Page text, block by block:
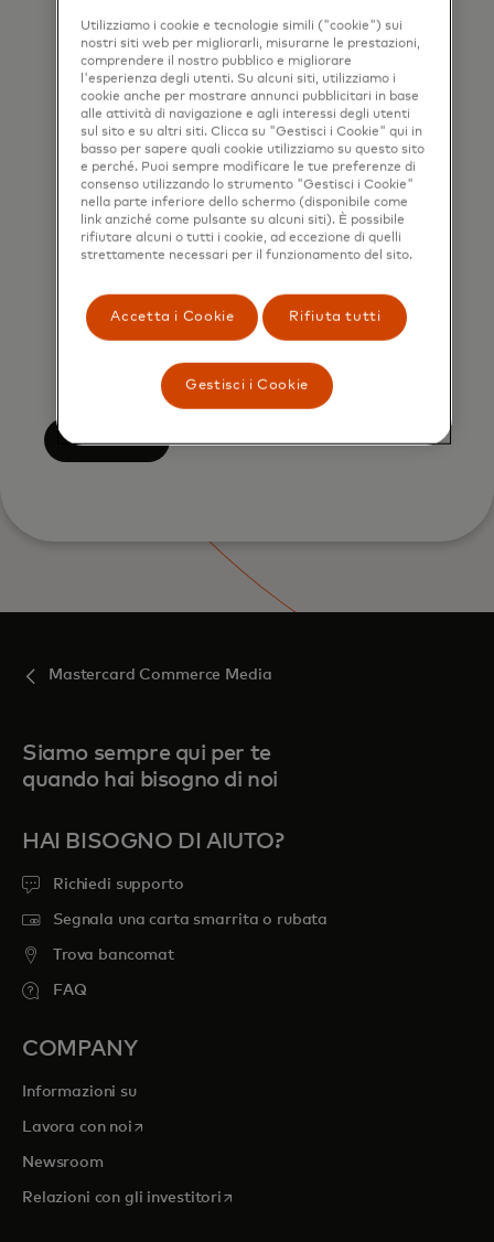
contacted by Mastercard for such
marketing purposes by phone. I
understand that I am free to
withdraw my consent at any time,
free of charge, using the opt-out
link provided in each email.
I acknowledge that my personal
data will be processed in
Mastercard’sGlobal Privacy Notice
By submitting this form, I also
confirm that I have read and agree
to the MastercardTerms of Use
Submit
Mastercard Commerce Media
Siamo sempre qui per te
quando hai bisogno di noi
HAI BISOGNO DI AIUTO?
Richiedi supporto
Segnala una carta smarrita o rubata
Trova bancomat
FAQ
COMPANY
Informazioni su
Lavora con noi si apre in una nuova scheda
Newsroom
Relazioni con gli investitorisi apre in una nuova scheda
Utilizziamo i cookie e tecnologie simili ("cookie") sui
nostri siti web per migliorarli, misurarne le prestazioni,
comprendere il nostro pubblico e migliorare
l'esperienza degli utenti. Su alcuni siti, utilizziamo i
cookie anche per mostrare annunci pubblicitari in base
alle attività di navigazione e agli interessi degli utenti
sul sito e su altri siti. Clicca su "Gestisci i Cookie" qui in
basso per sapere quali cookie utilizziamo su questo sito
e perché. Puoi sempre modificare le tue preferenze di
consenso utilizzando lo strumento "Gestisci i Cookie"
nella parte inferiore dello schermo (disponibile come
link anziché come pulsante su alcuni siti). È possibile
rifiutare alcuni o tutti i cookie, ad eccezione di quelli
strettamente necessari per il funzionamento del sito.
Accetta i Cookie Rifiuta tutti
Gestisci i Cookie